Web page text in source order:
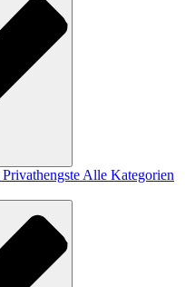
Privathengste Alle Kategorien